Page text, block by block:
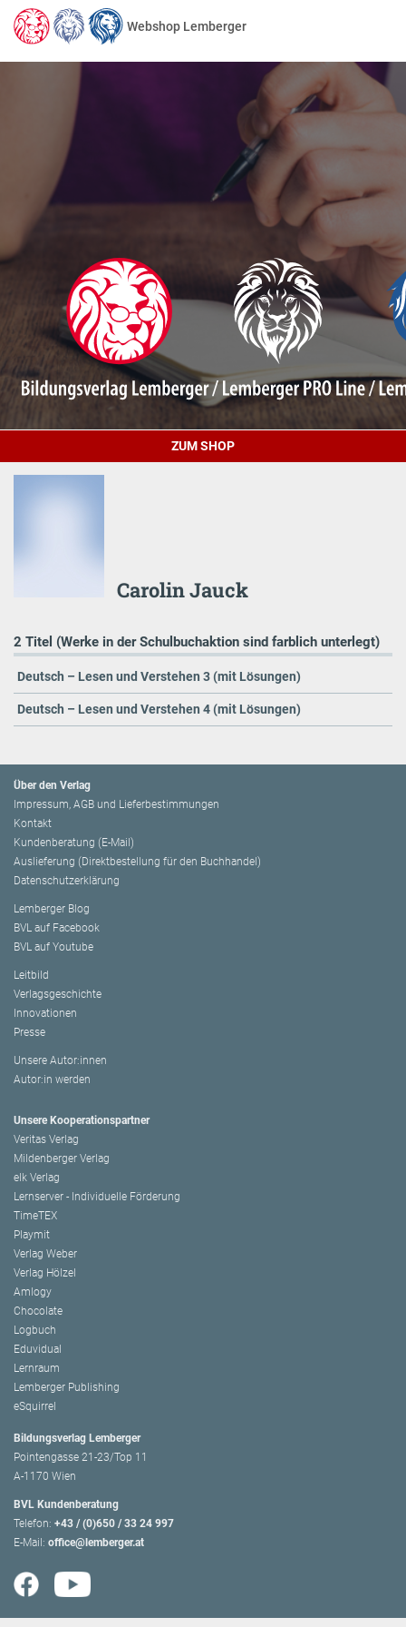
Webshop Lemberger
ZUM SHOP
Carolin Jauck
2 Titel (Werke in der Schulbuchaktion sind farblich unterlegt)
Deutsch – Lesen und Verstehen 3 (mit Lösungen)
Deutsch – Lesen und Verstehen 4 (mit Lösungen)
Über den Verlag
Impressum, AGB und Lieferbestimmungen
Kontakt
Kundenberatung (E-Mail)
Auslieferung (Direktbestellung für den Buchhandel)
Datenschutzerklärung
Lemberger Blog
BVL auf Facebook
BVL auf Youtube
Leitbild
Verlagsgeschichte
Innovationen
Presse
Unsere Autor:innen
Autor:in werden
Unsere Kooperationspartner
Veritas Verlag
Mildenberger Verlag
elk Verlag
Lernserver - Individuelle Förderung
TimeTEX
Playmit
Verlag Weber
Verlag Hölzel
Amlogy
Chocolate
Logbuch
Eduvidual
Lernraum
Lemberger Publishing
eSquirrel
Bildungsverlag Lemberger
Pointengasse 21-23/Top 11
A-1170 Wien
BVL Kundenberatung
Telefon: +43 / (0)650 / 33 24 997
E-Mail: office@lemberger.at